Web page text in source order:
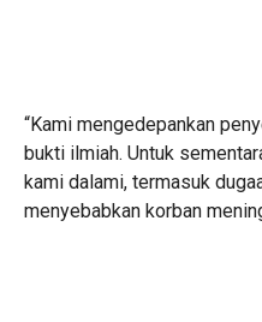
“Kami mengedepankan
bukti ilmiah. Untuk
kami dalami, termasuk
menyebabkan korban